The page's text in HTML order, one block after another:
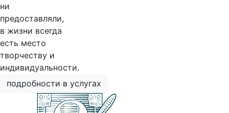
ни
предоставляли,
в жизни всегда
есть место
творчеству и
индивидуальности.
подробности в услугах